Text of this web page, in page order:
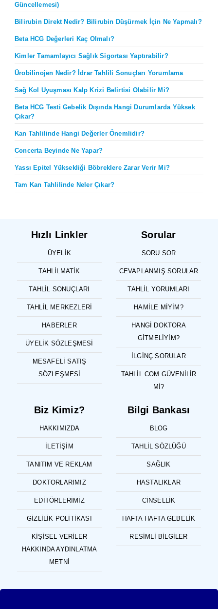
Güncellemesi)
Bilirubin Direkt Nedir? Bilirubin Düşürmek İçin Ne Yapmalı?
Beta HCG Değerleri Kaç Olmalı?
Kimler Tamamlayıcı Sağlık Sigortası Yaptırabilir?
Ürobilinojen Nedir? İdrar Tahlili Sonuçları Yorumlama
Sağ Kol Uyuşması Kalp Krizi Belirtisi Olabilir Mi?
Beta HCG Testi Gebelik Dışında Hangi Durumlarda Yüksek
Çıkar?
Kan Tahlilinde Hangi Değerler Önemlidir?
Concerta Beyinde Ne Yapar?
Yassı Epitel Yüksekliği Böbreklere Zarar Verir Mi?
Tam Kan Tahlilinde Neler Çıkar?
Hızlı Linkler
ÜYELIK
TAHLILMATIK
TAHLIL SONUÇLARI
TAHLIL MERKEZLERI
HABERLER
ÜYELIK SÖZLEŞMESI
MESAFELI SATIŞ
SÖZLEŞMESI
Sorular
SORU SOR
CEVAPLANMIŞ SORULAR
TAHLIL YORUMLARI
HAMILE MIYIM?
HANGI DOKTORA
GITMELIYIM?
İLGINÇ SORULAR
TAHLIL.COM GÜVENILIR
MI?
Biz Kimiz?
HAKKIMIZDA
İLETIŞIM
TANITIM VE REKLAM
DOKTORLARIMIZ
EDITÖRLERIMIZ
GIZLILIK POLITIKASI
KIŞISEL VERILER
HAKKINDA AYDINLATMA
METNI
Bilgi Bankası
BLOG
TAHLIL SÖZLÜĞÜ
SAĞLIK
HASTALIKLAR
CINSELLIK
HAFTA HAFTA GEBELIK
RESIMLI BILGILER